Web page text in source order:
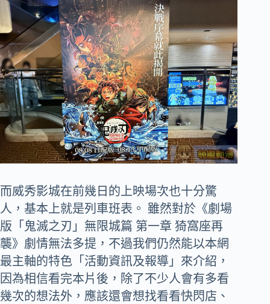
而威秀影城在前幾日的上映場次也十分驚
人，基本上就是列車班表。 雖然對於《劇場
版「鬼滅之刃」無限城篇 第一章 猗窩座再
襲》劇情無法多提，不過我們仍然能以本網
最主軸的特色「活動資訊及報導」來介紹，
因為相信看完本片後，除了不少人會有多看
幾次的想法外，應該還會想找看看快閃店、